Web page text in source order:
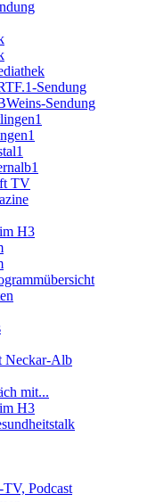
Sendung
Sendung
TV
H3
Neckar-Alb
mit...
H3
Podcast